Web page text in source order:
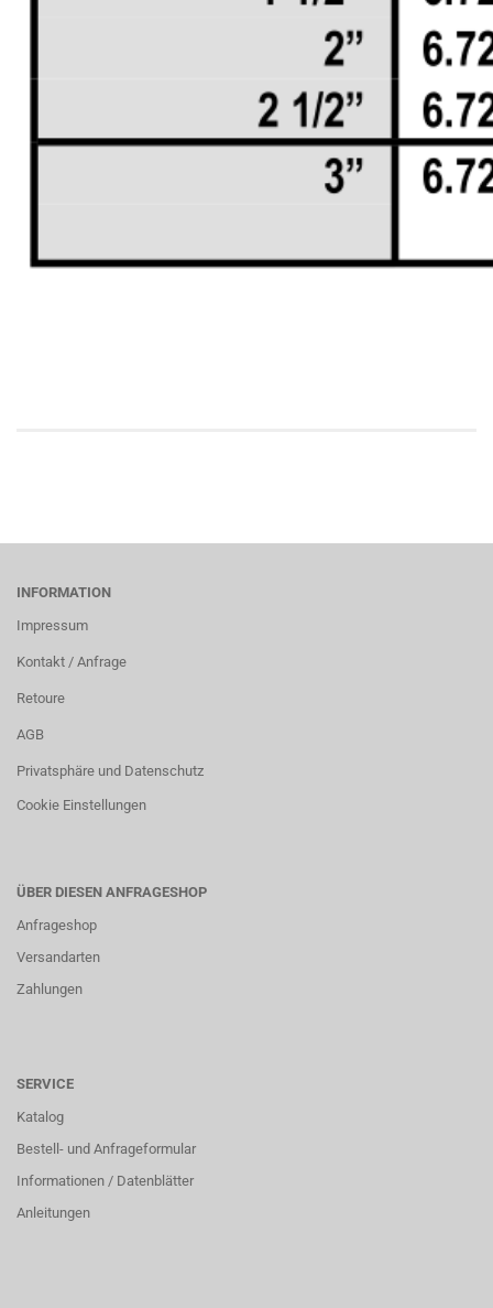
INFORMATION
Impressum
Kontakt / Anfrage
Retoure
AGB
Privatsphäre und Datenschutz
Cookie Einstellungen
ÜBER DIESEN ANFRAGESHOP
Anfrageshop
Versandarten
Zahlungen
SERVICE
Katalog
Bestell- und Anfrageformular
Informationen / Datenblätter
Anleitungen